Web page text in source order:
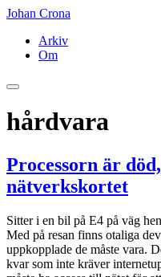
Johan Crona
Arkiv
Om
hårdvara
Processorn är
nätverkskortet
Sitter i en bil på E4 på väg
Med på resan finns otaliga
uppkopplade de måste vara.
kvar som inte kräver